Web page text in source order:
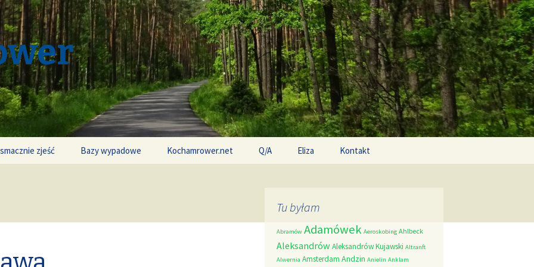
zjeść Bazy wypadowe Kochamrower.net Q/A Eliza Kontakt
Tu byłam
Abramów Adamówek Aeroskobing Ahlbeck
AleksandrówAleksandrów Kujawski Altranft
Alwernia Amsterdam Andzin Anielin Anklam